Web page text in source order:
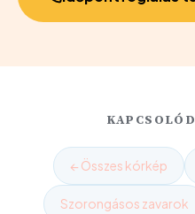
← Összes kórkép
Szorongásos zavarok